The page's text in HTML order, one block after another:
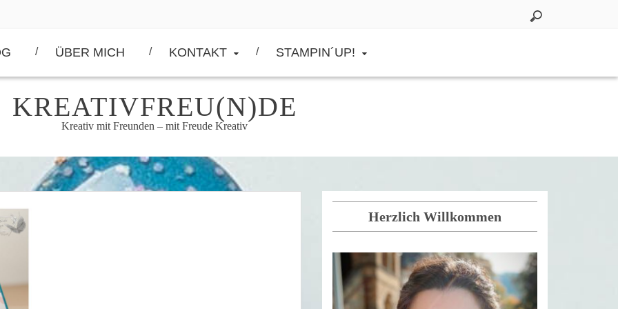
ÜBER MICH KONTAKT STAMPIN´UP!
KREATIVFREU(N)DE
Kreativ mit Freunden – mit Freude Kreativ
Herzlich Willkommen